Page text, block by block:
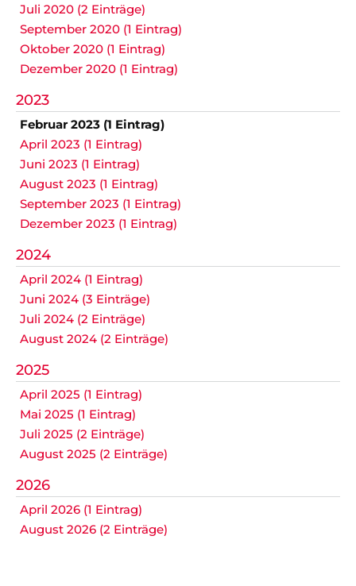
Juli 2020 (2 Einträge)
September 2020 (1 Eintrag)
Oktober 2020 (1 Eintrag)
Dezember 2020 (1 Eintrag)
2023
Februar 2023 (1 Eintrag)
April 2023 (1 Eintrag)
Juni 2023 (1 Eintrag)
August 2023 (1 Eintrag)
September 2023 (1 Eintrag)
Dezember 2023 (1 Eintrag)
2024
April 2024 (1 Eintrag)
Juni 2024 (3 Einträge)
Juli 2024 (2 Einträge)
August 2024 (2 Einträge)
2025
April 2025 (1 Eintrag)
Mai 2025 (1 Eintrag)
Juli 2025 (2 Einträge)
August 2025 (2 Einträge)
2026
April 2026 (1 Eintrag)
August 2026 (2 Einträge)